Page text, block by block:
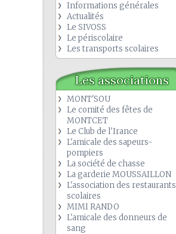
Informations générales
Actualités
Le SIVOSS
Le périscolaire
Les transports scolaires
Les associations
MONT'SOU
Le comité des fêtes de
MONTCET
Le Club de l'Irance
L'amicale des sapeurs-
pompiers
La société de chasse
La garderie MOUSSAILLON
L'association des restaurants
scolaires
MIMI RANDO
L'amicale des donneurs de
sang